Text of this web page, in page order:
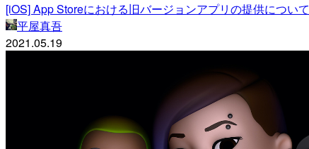
[iOS] App Storeにおける旧バージョンアプリの提供について
平屋真吾
2021.05.19